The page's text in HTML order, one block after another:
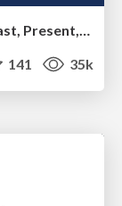
RailsConf & Balkan Ruby 2019: The Past, Present, and Future of Rails at GitHub
141 35k